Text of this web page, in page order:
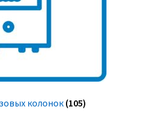
колонок (105)